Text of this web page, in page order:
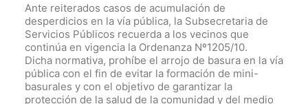
Ante reiterados casos de acumulación de
desperdicios en la vía pública, la Subsecretaria de
Servicios Públicos recuerda a los vecinos que
continúa en vigencia la Ordenanza Nº1205/10.
Dicha normativa, prohíbe el arrojo de basura en la vía
pública con el fin de evitar la formación de mini-
basurales y con el objetivo de garantizar la
protección de la salud de la comunidad y del medio